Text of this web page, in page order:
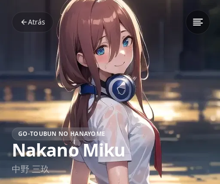
Atrás
GO-TOUBUN NO HANAYOME
Nakano Miku
中野 三玖